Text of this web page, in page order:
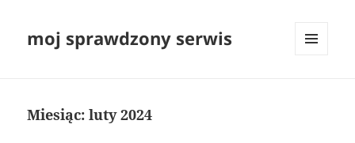
moj sprawdzony serwis
Miesiąc:luty 2024